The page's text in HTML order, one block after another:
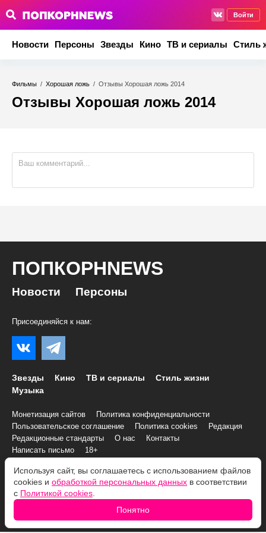
Войти
Новости Персоны Звезды Кино ТВ и сериалы Стиль
Фильмы / Хорошая ложь / Отзывы Хорошая ложь 2014
Отзывы Хорошая ложь 2014
ПОПКОРНNEWS
Новости Персоны
Присоединяйся к нам:
Звезды Кино ТВ и сериалы
Стиль жизни
Музыка
Монетизация сайтов
Политика конфиденциальности
Пользовательское соглашение
Политика cookies
Редакция
Редакционные стандарты
О нас
Контакты
Написать письмо
18+
© 2007–2026 Все права и материалы принадлежат
«ПОПКОРНNEWS»
При копировании информации необходимо соблюдать
Используя сайт, вы соглашаетесь с использованием файлов
cookies и обработкой персональных данных в соответствии
с Политикой cookies
Понятно